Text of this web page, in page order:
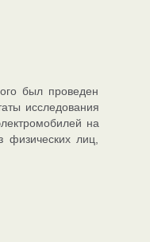
был проведен
исследования
на
лиц,